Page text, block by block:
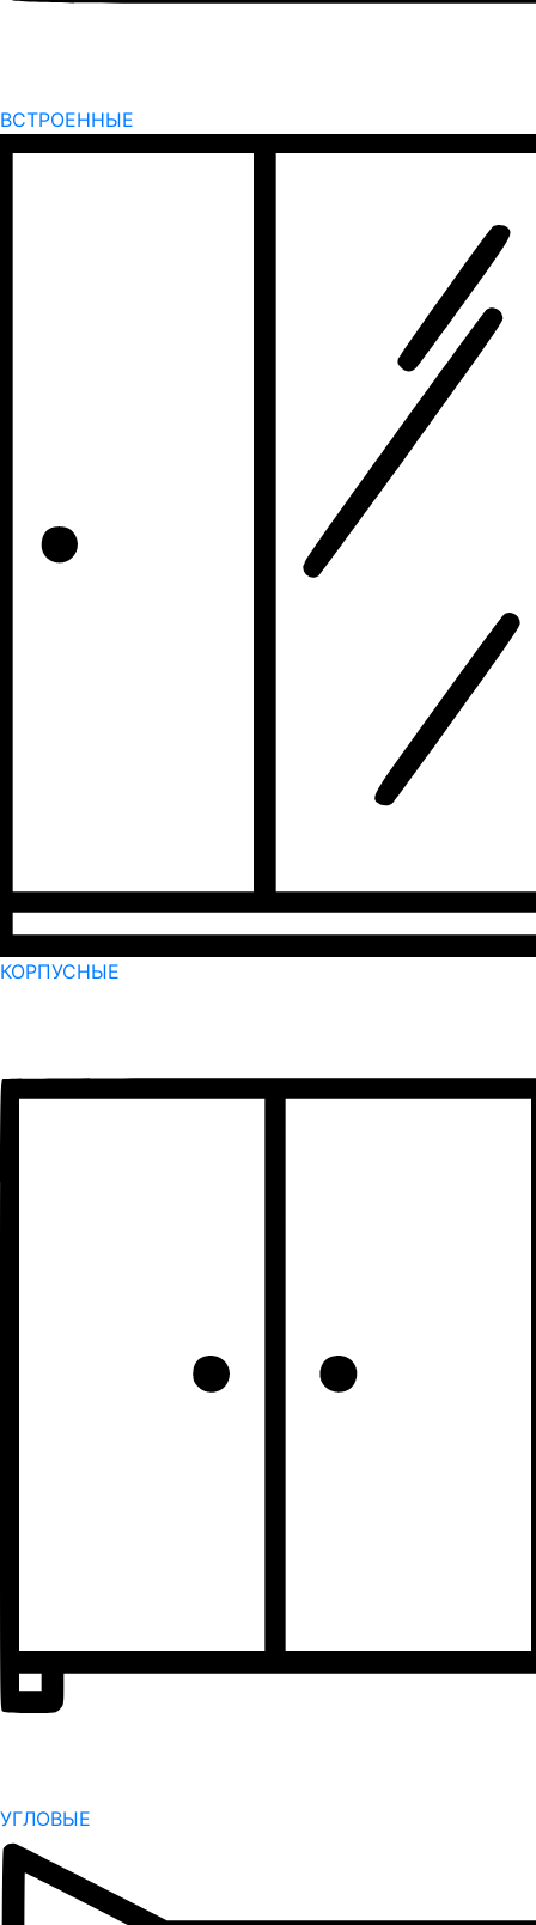
ВСТРОЕННЫЕ
КОРПУСНЫЕ
УГЛОВЫЕ